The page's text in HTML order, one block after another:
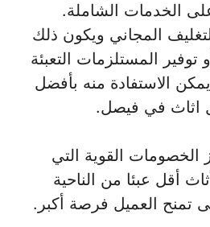
الخدمات الشاملة.
المجاني ويكون ذلك
المستلزمات التعبئة
الاستفادة منه بأفضل
اثاث في فيصل.
الخصومات القوية التي
أقل عبئا من الناحية
تمنح العميل فرصة أكبر.